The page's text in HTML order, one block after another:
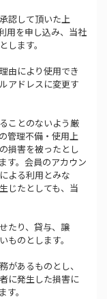
認して頂いた上
用を申し込み、当社
ます。
由により使用でき
アドレスに変更す
ことのないよう厳
管理不備・使用上
損害を被ったとし
す。会員のアカウン
よる利用とみな
じたとしても、当
たり、貸与、譲
のとします。
があるものとし、
に発生した損害に
。